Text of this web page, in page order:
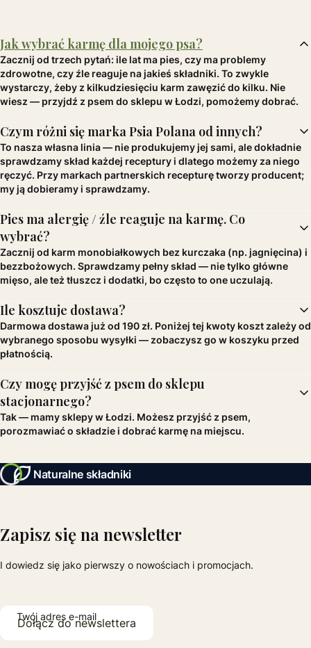
Jak wybrać karmę dla mojego psa?
Zacznij od trzech pytań: ile lat ma pies, czy ma problemy
zdrowotne, czy źle reaguje na jakieś składniki. To zwykle
wystarczy, żeby z kilkudziesięciu karm zawęzić do kilku. Nie
wiesz — przyjdź z psem do sklepu w Łodzi, pomożemy dobrać.
Czym różni się marka Psia Polana od innych?
To nasza własna linia — nie produkujemy jej sami, ale dokładnie
sprawdzamy skład każdej receptury i dlatego możemy za niego
ręczyć. Przy markach partnerskich recepturę tworzy producent;
my ją dobieramy i sprawdzamy.
Pies ma alergię / źle reaguje na karmę. Co
wybrać?
Zacznij od karm monobiałkowych bez kurczaka (np. jagnięcina) i
bezzbożowych. Sprawdzamy pełny skład — nie tylko główne
mięso, ale też tłuszcz i dodatki, bo często to one uczulają.
Ile kosztuje dostawa?
Darmowa dostawa już od 190 zł. Poniżej tej kwoty koszt zależy od
wybranego sposobu wysyłki — zobaczysz go w koszyku przed
płatnością.
Czy mogę przyjść z psem do sklepu
stacjonarnego?
Tak — mamy sklepy w Łodzi. Możesz przyjść z psem,
porozmawiać o składzie i dobrać karmę na miejscu.
Naturalne składniki
Zapisz się na newsletter
I dowiedz się jako pierwszy o nowościach i promocjach.
Twój adres e-mail
Dołącz do newslettera